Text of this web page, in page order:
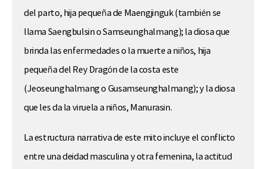
del parto, hija pequeña de Maengjinguk (también se
llama Saengbulsin o Samseunghalmang); la diosa que
brinda las enfermedades o la muerte a niños, hija
pequeña del Rey Dragón de la costa este
(Jeoseunghalmang o Gusamseunghalmang); y la diosa
que les da la viruela a niños, Manurasin.
La estructura narrativa de este mito incluye el conflicto
entre una deidad masculina y otra femenina, la actitud